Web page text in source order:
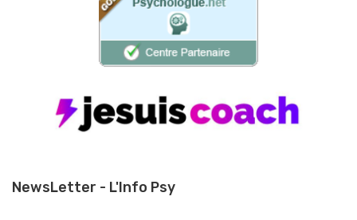
NewsLetter - L'Info Psy